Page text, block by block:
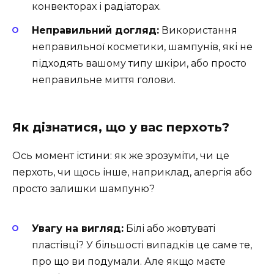
конвекторах і радіаторах.
Неправильний догляд: Використання
неправильної косметики, шампунів, які не
підходять вашому типу шкіри, або просто
неправильне миття голови.
Як дізнатися, що у вас перхоть?
Ось момент істини: як же зрозуміти, чи це
перхоть, чи щось інше, наприклад, алергія або
просто залишки шампуню?
Увагу на вигляд: Білі або жовтуваті
пластівці? У більшості випадків це саме те,
про що ви подумали. Але якщо маєте